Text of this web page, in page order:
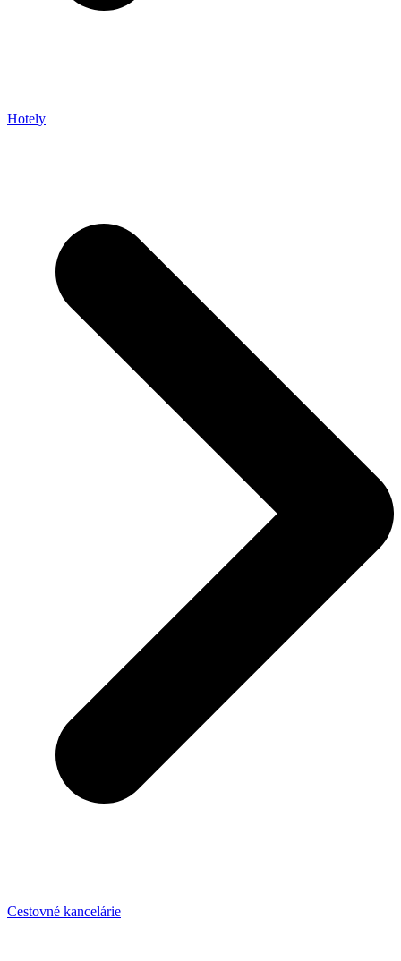
Hotely
Cestovné kancelárie